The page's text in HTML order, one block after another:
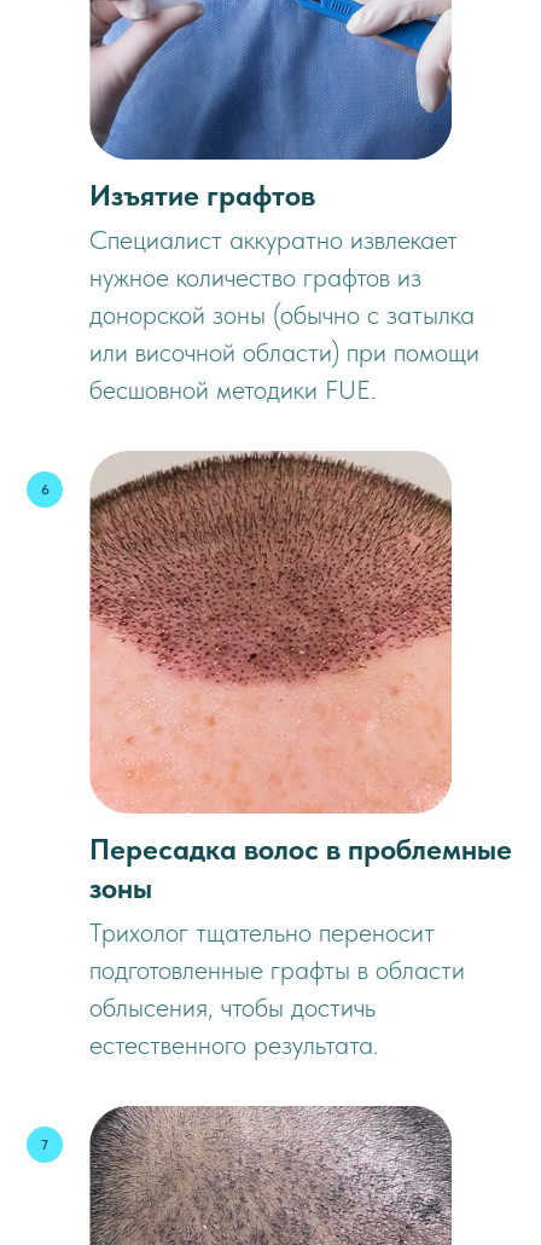
Изъятие графтов
Специалист аккуратно извлекает
нужное количество графтов из
донорской зоны (обычно с затылка
или височной области) при помощи
бесшовной методики FUE.
Пересадка волос в проблемные
зоны
Трихолог тщательно переносит
подготовленные графты в области
облысения, чтобы достичь
естественного результата.